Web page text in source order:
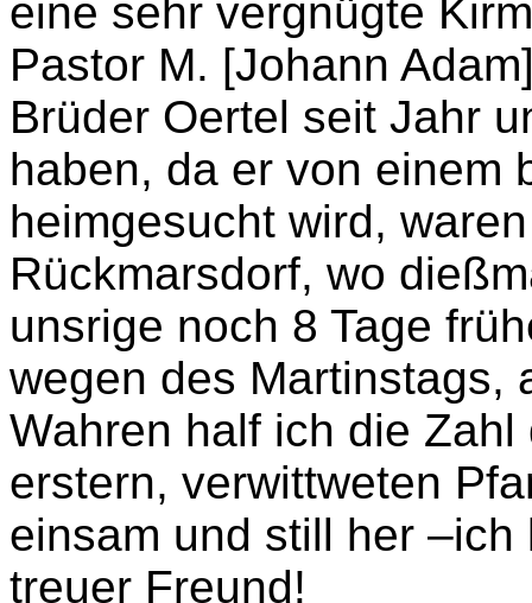
eine sehr vergnügte
Pastor M. [Johann
Brüder Oertel seit Jahr
haben, da er von einem
heimgesucht wird,
Rückmarsdorf, wo
unsrige noch 8 Tage
wegen des Martinstags,
Wahren half ich die
erstern, verwittweten
einsam und still her
treuer Freund!